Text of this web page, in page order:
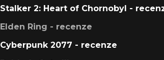
Stalker 2: Heart of Chornobyl -
Elden Ring - recenze
Cyberpunk 2077 - recenze